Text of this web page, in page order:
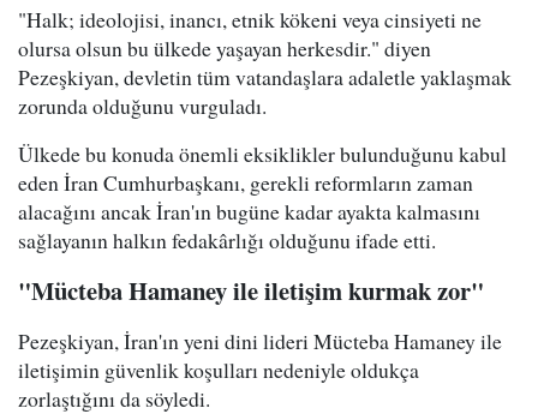
"Halk; ideolojisi, inancı, etnik kökeni veya cinsiyeti ne
olursa olsun bu ülkede yaşayan herkesdir." diyen
Pezeşkiyan, devletin tüm vatandaşlara adaletle yaklaşmak
zorunda olduğunu vurguladı.
Ülkede bu konuda önemli eksiklikler bulunduğunu kabul
eden İran Cumhurbaşkanı, gerekli reformların zaman
alacağını ancak İran'ın bugüne kadar ayakta kalmasını
sağlayanın halkın fedakârlığı olduğunu ifade etti.
"Mücteba Hamaney ile iletişim kurmak zor"
Pezeşkiyan, İran'ın yeni dini lideri Mücteba Hamaney ile
iletişimin güvenlik koşulları nedeniyle oldukça
zorlaştığını da söyledi.